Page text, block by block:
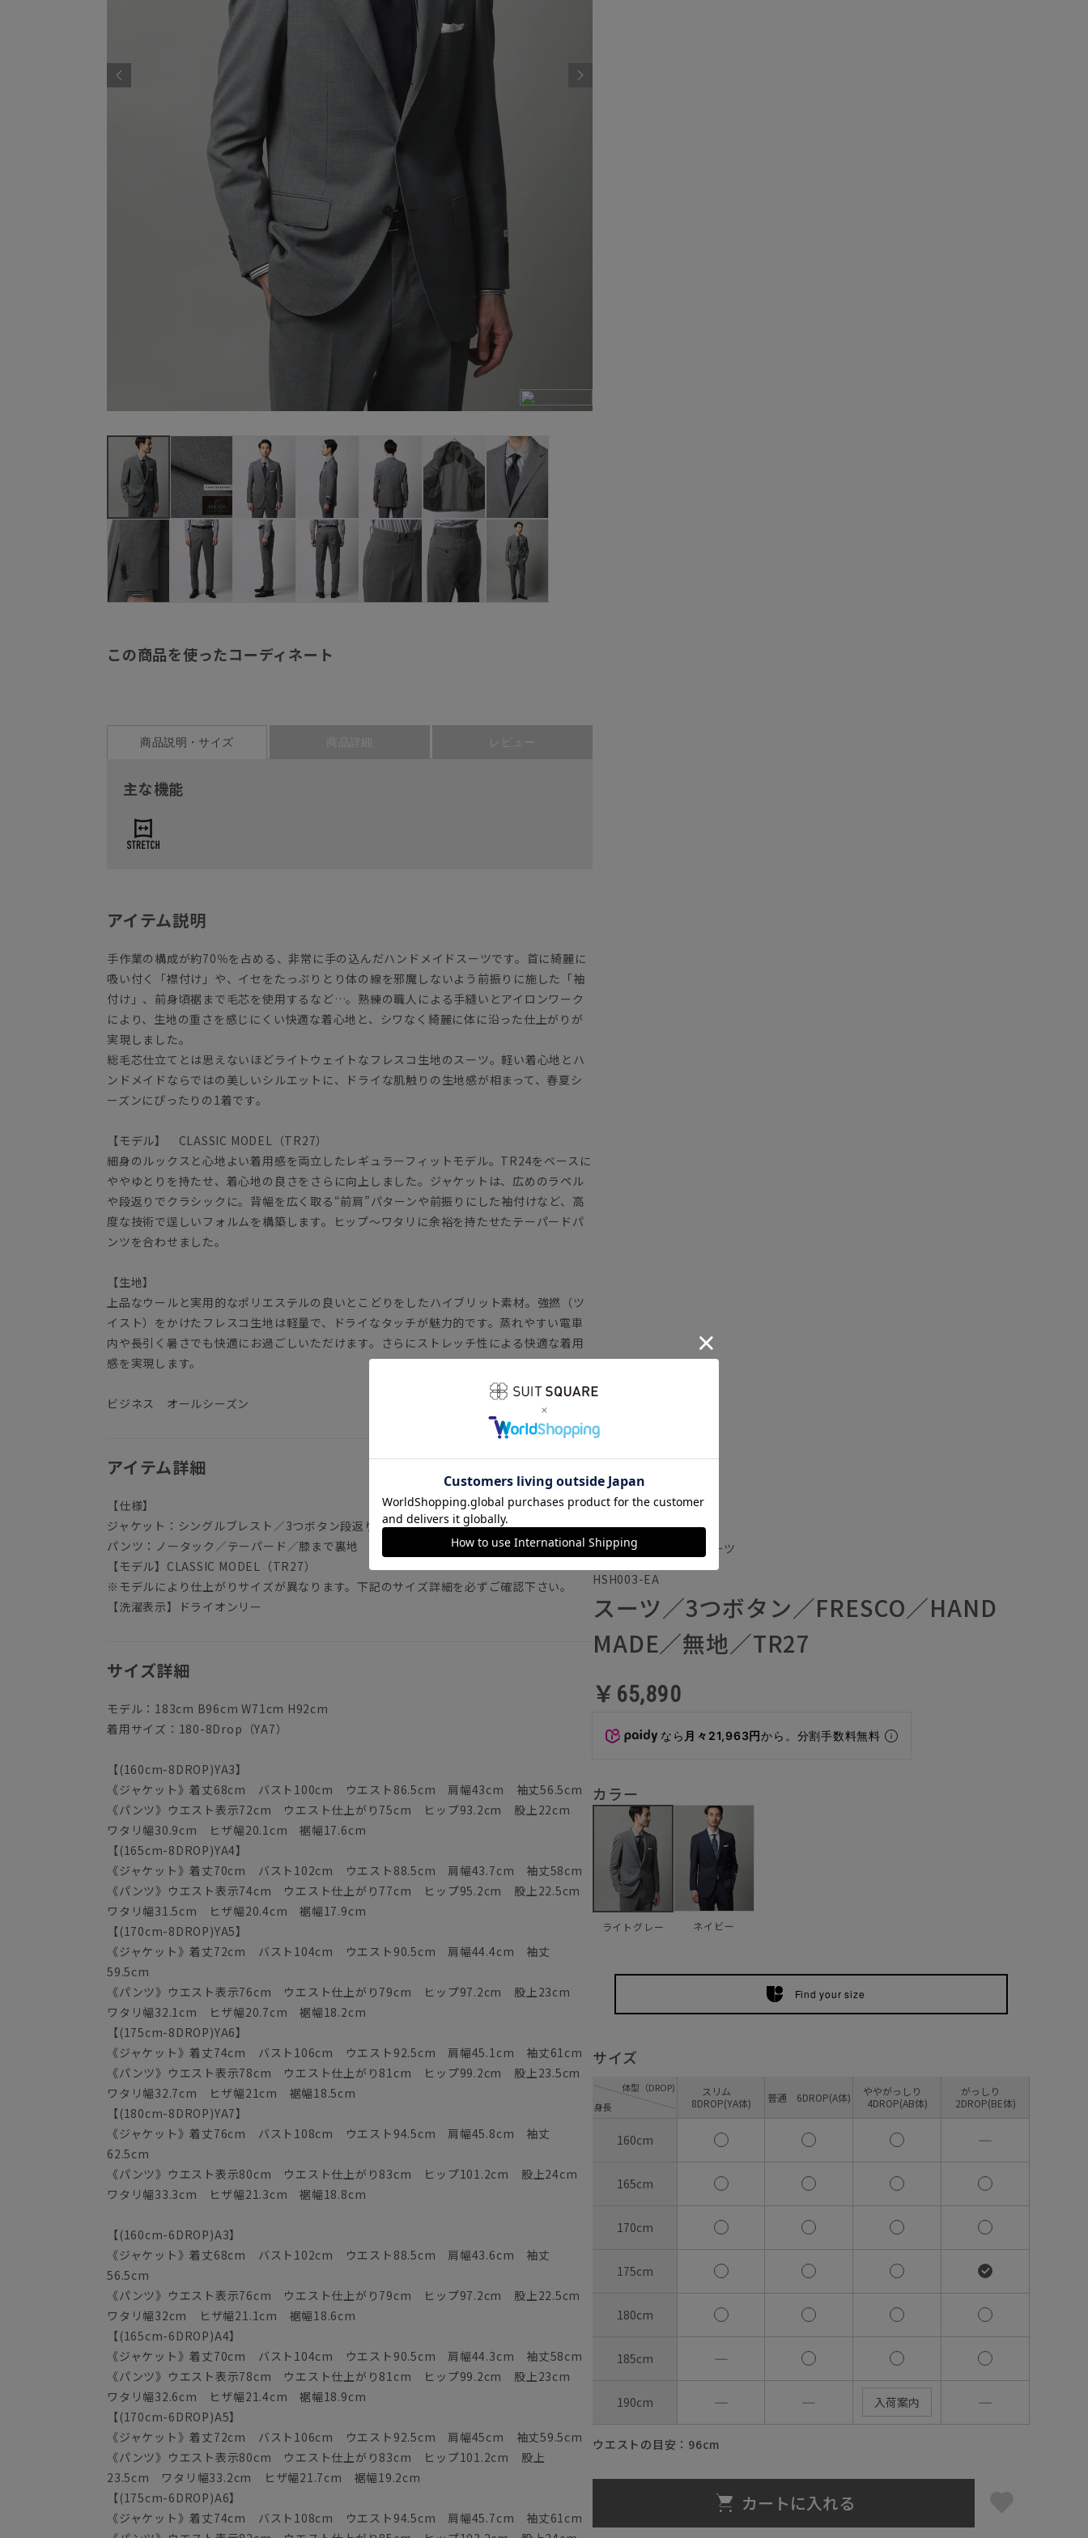
この商品を使ったコーディネート
商品説明・サイズ 商品詳細 レビュー
主な機能
アイテム説明
手作業の構成が約70％を占める、非常に手の込んだハンドメイドスーツです。首に綺麗に
吸い付く「襟付け」や、イセをたっぷりとり体の線を邪魔しないよう前振りに施した「袖
付け」、前身頃裾まで毛芯を使用するなど…。熟練の職人による手縫いとアイロンワーク
により、生地の重さを感じにくい快適な着心地と、シワなく綺麗に体に沿った仕上がりが
実現しました。
総毛芯仕立てとは思えないほどライトウェイトなフレスコ生地のスーツ。軽い着心地とハ
ンドメイドならではの美しいシルエットに、ドライな肌触りの生地感が相まって、春夏シ
ーズンにぴったりの1着です。
【モデル】 CLASSIC MODEL（TR27）
細身のルックスと心地よい着用感を両立したレギュラーフィットモデル。TR24をベースに
ややゆとりを持たせ、着心地の良さをさらに向上しました。ジャケットは、広めのラペル
や段返りでクラシックに。背幅を広く取る“前肩”パターンや前振りにした袖付けなど、高
度な技術で逞しいフォルムを構築します。ヒップ～ワタリに余裕を持たせたテーパードパ
ンツを合わせました。
【生地】
上品なウールと実用的なポリエステルの良いとこどりをしたハイブリット素材。強撚（ツ
イスト）をかけたフレスコ生地は軽量で、ドライなタッチが魅力的です。蒸れやすい電車
内や長引く暑さでも快適にお過ごしいただけます。さらにストレッチ性による快適な着用
感を実現します。
ビジネス オールシーズン
アイテム詳細
【仕様】
ジャケット：シングルブレスト／3つボタン段返り／背抜き仕立て／本切羽／サイドベンツ
パンツ：ノータック／テーパード／膝まで裏地
【モデル】CLASSIC MODEL（TR27）
※モデルにより仕上がりサイズが異なります。下記のサイズ詳細を必ずご確認下さい。
【洗濯表示】ドライオンリー
サイズ詳細
モデル：183cm B96cm W71cm H92cm
着用サイズ：180-8Drop（YA7）
【(160cm-8DROP)YA3】
《ジャケット》着丈68cm バスト100cm ウエスト86.5cm 肩幅43cm 袖丈56.5cm
《パンツ》ウエスト表示72cm ウエスト仕上がり75cm ヒップ93.2cm 股上22cm
ワタリ幅30.9cm ヒザ幅20.1cm 裾幅17.6cm
【(165cm-8DROP)YA4】
《ジャケット》着丈70cm バスト102cm ウエスト88.5cm 肩幅43.7cm 袖丈58cm
《パンツ》ウエスト表示74cm ウエスト仕上がり77cm ヒップ95.2cm 股上22.5cm
ワタリ幅31.5cm ヒザ幅20.4cm 裾幅17.9cm
【(170cm-8DROP)YA5】
《ジャケット》着丈72cm バスト104cm ウエスト90.5cm 肩幅44.4cm 袖丈
59.5cm
《パンツ》ウエスト表示76cm ウエスト仕上がり79cm ヒップ97.2cm 股上23cm
ワタリ幅32.1cm ヒザ幅20.7cm 裾幅18.2cm
【(175cm-8DROP)YA6】
《ジャケット》着丈74cm バスト106cm ウエスト92.5cm 肩幅45.1cm 袖丈61cm
《パンツ》ウエスト表示78cm ウエスト仕上がり81cm ヒップ99.2cm 股上23.5cm
ワタリ幅32.7cm ヒザ幅21cm 裾幅18.5cm
【(180cm-8DROP)YA7】
《ジャケット》着丈76cm バスト108cm ウエスト94.5cm 肩幅45.8cm 袖丈
62.5cm
《パンツ》ウエスト表示80cm ウエスト仕上がり83cm ヒップ101.2cm 股上24cm
ワタリ幅33.3cm ヒザ幅21.3cm 裾幅18.8cm
【(160cm-6DROP)A3】
《ジャケット》着丈68cm バスト102cm ウエスト88.5cm 肩幅43.6cm 袖丈
56.5cm
《パンツ》ウエスト表示76cm ウエスト仕上がり79cm ヒップ97.2cm 股上22.5cm
ワタリ幅32cm ヒザ幅21.1cm 裾幅18.6cm
【(165cm-6DROP)A4】
《ジャケット》着丈70cm バスト104cm ウエスト90.5cm 肩幅44.3cm 袖丈58cm
《パンツ》ウエスト表示78cm ウエスト仕上がり81cm ヒップ99.2cm 股上23cm
ワタリ幅32.6cm ヒザ幅21.4cm 裾幅18.9cm
【(170cm-6DROP)A5】
《ジャケット》着丈72cm バスト106cm ウエスト92.5cm 肩幅45cm 袖丈59.5cm
《パンツ》ウエスト表示80cm ウエスト仕上がり83cm ヒップ101.2cm 股上
23.5cm ワタリ幅33.2cm ヒザ幅21.7cm 裾幅19.2cm
【(175cm-6DROP)A6】
《ジャケット》着丈74cm バスト108cm ウエスト94.5cm 肩幅45.7cm 袖丈61cm
通年／ハンドメイドスーツ
HSH003-EA
スーツ／3つボタン／FRESCO／HAND
MADE／無地／TR27
￥65,890
なら 月々21,963円から。分割手数料無料
カラー
ライトグレー ネイビー
Find your size
サイズ
身長
体型（DROP)
スリム
8DROP(YA体)
普通 6DROP(A体)
ややがっしり
4DROP(AB体)
がっしり
2DROP(BE体)
160cm ―
165cm
170cm
175cm
180cm
185cm ―
190cm ― ― 入荷案内 ―
ウエストの目安： 96cm
カートに入れる